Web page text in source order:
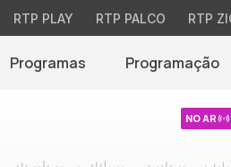
RTP PLAY RTP PALCO RTP
Programas Programação
NO AR